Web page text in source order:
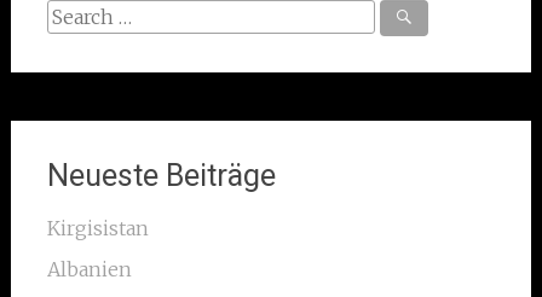
Search
Neueste Beiträge
Kirgisistan
Albanien